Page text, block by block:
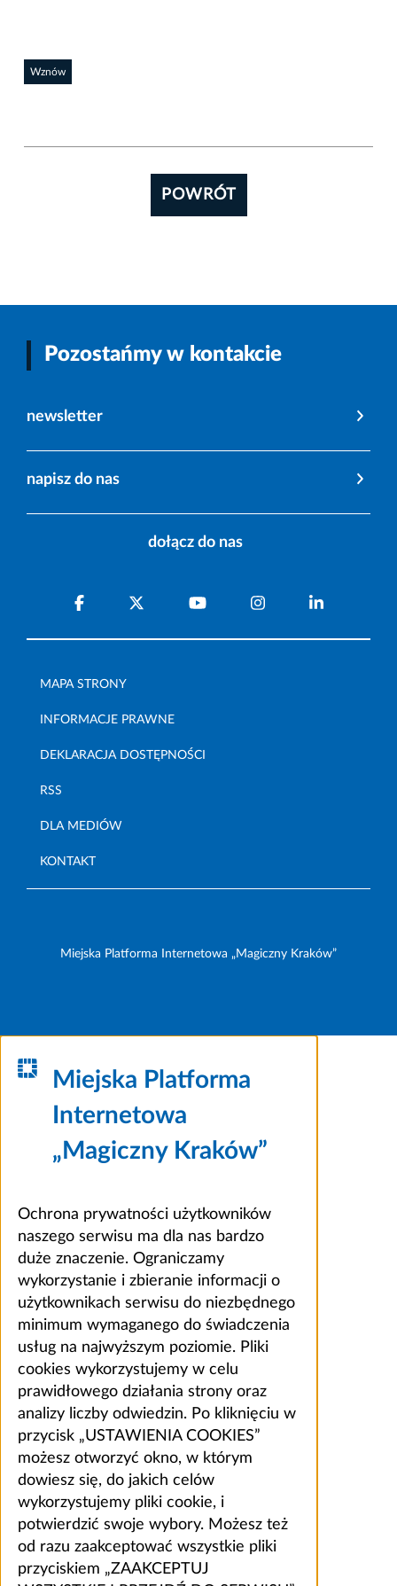
Wznów
POWRÓT
Pozostańmy w kontakcie
newsletter
napisz do nas
dołącz do nas
MAPA STRONY
INFORMACJE PRAWNE
DEKLARACJA DOSTĘPNOŚCI
RSS
DLA MEDIÓW
KONTAKT
Miejska Platforma Internetowa „Magiczny Kraków”
Miejska Platforma
Internetowa
„Magiczny Kraków”
Ochrona prywatności użytkowników
naszego serwisu ma dla nas bardzo
duże znaczenie. Ograniczamy
wykorzystanie i zbieranie informacji o
użytkownikach serwisu do niezbędnego
minimum wymaganego do świadczenia
usług na najwyższym poziomie. Pliki
cookies wykorzystujemy w celu
prawidłowego działania strony oraz
analizy liczby odwiedzin. Po kliknięciu w
przycisk „USTAWIENIA COOKIES”
możesz otworzyć okno, w którym
dowiesz się, do jakich celów
wykorzystujemy pliki cookie, i
potwierdzić swoje wybory. Możesz też
od razu zaakceptować wszystkie pliki
przyciskiem „ZAAKCEPTUJ